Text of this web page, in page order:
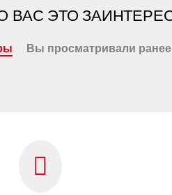
ВАС ЭТО
Вы просматривали ранее